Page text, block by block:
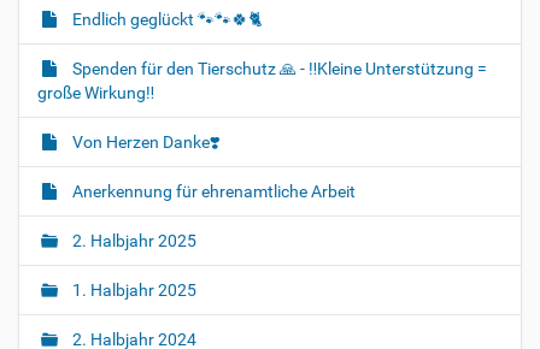
Endlich geglückt 🐾🐾🍀🐈‍
Spenden für den Tierschutz 🙏 - ‼️Kleine Unterstützung =
große Wirkung‼️
Von Herzen Danke❣️
Anerkennung für ehrenamtliche Arbeit
2. Halbjahr 2025
1. Halbjahr 2025
2. Halbjahr 2024